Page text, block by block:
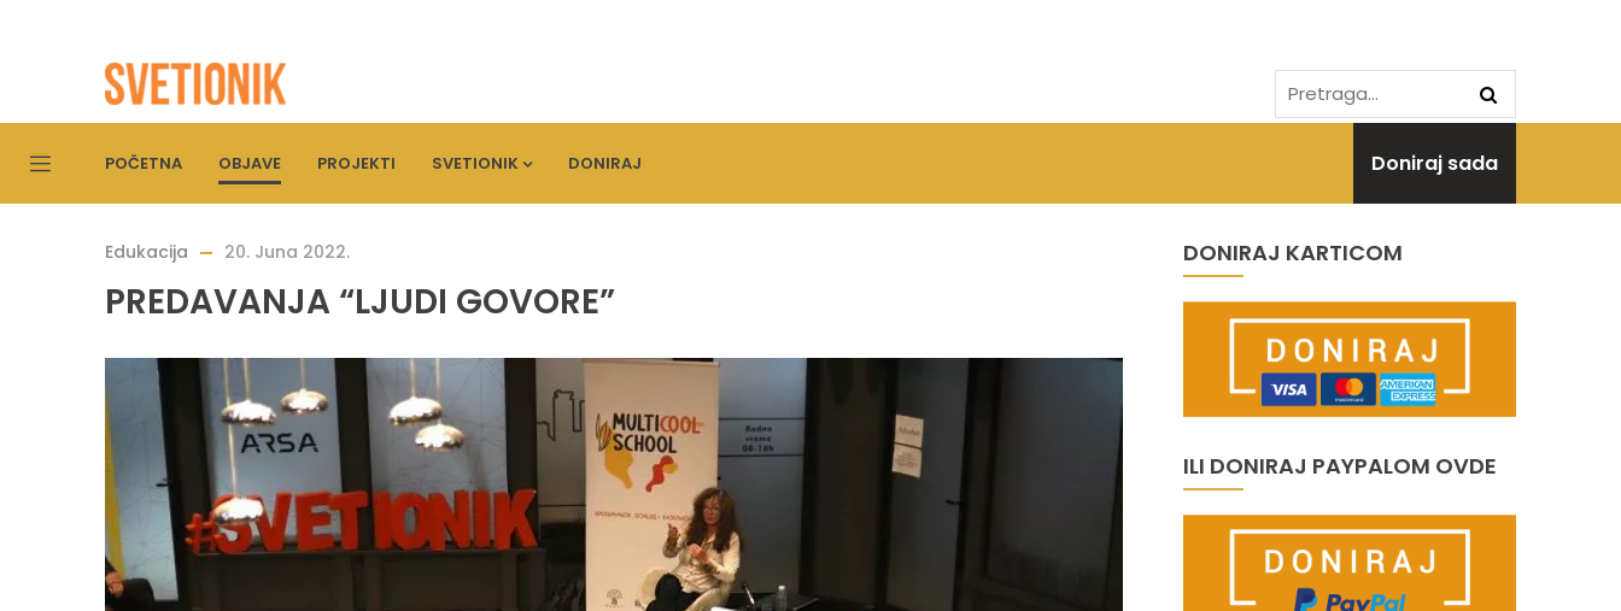
POČETNA OBJAVE PROJEKTI SVETIONIK DONIRAJ Doniraj sada
Edukacija 20. Juna 2022.
PREDAVANJA “LJUDI GOVORE”
DONIRAJ KARTICOM
ILI DONIRAJ PAYPALOM OVDE